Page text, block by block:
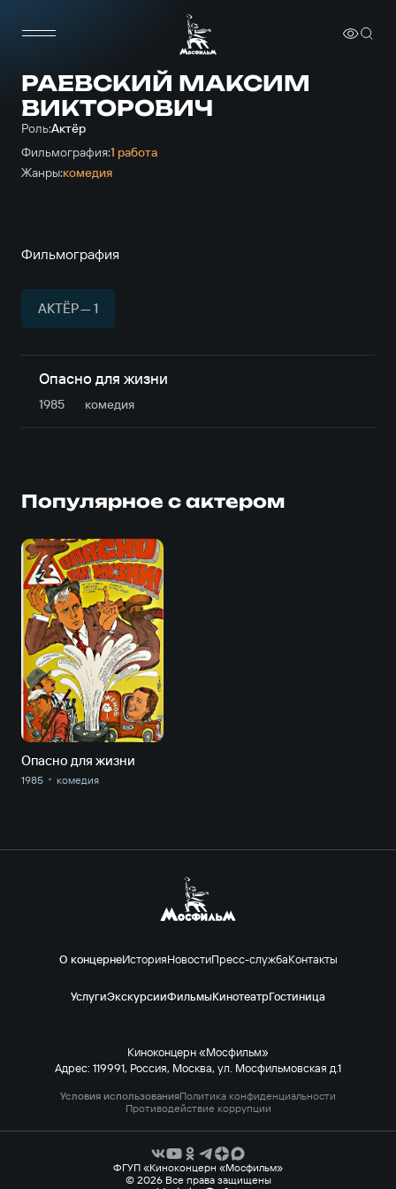
РАЕВСКИЙ МАКСИМ
ВИКТОРОВИЧ
Роль:Актёр
Фильмография:1 работа
Жанры:комедия
Фильмография
АКТЁР — 1
Опасно для жизни
1985 комедия
Популярное с актером
Опасно для жизни
1985 комедия
О концернеИсторияНовостиПресс-службаКонтакты
УслугиЭкскурсииФильмыКинотеатрГостиница
Киноконцерн «Мосфильм»
Адрес: 119991, Россия, Москва, ул. Мосфильмовская д.1
Условия использованияПолитика конфиденциальности
Противодействие коррупции
ФГУП «Киноконцерн «Мосфильм»
© 2026 Все права защищены